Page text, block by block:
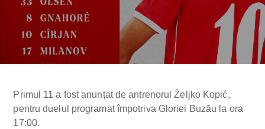
Primul 11 a fost anunțat de antrenorul Željko Kopić,
pentru duelul programat împotriva Gloriei Buzău la ora
17:00.